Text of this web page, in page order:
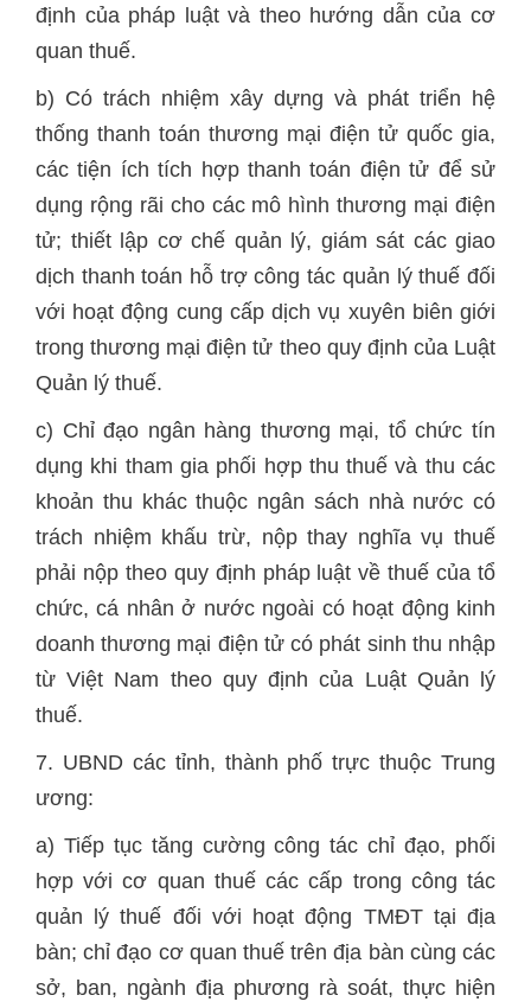
định của pháp luật và theo hướng dẫn của cơ
quan thuế.
b) Có trách nhiệm xây dựng và phát triển hệ
thống thanh toán thương mại điện tử quốc gia,
các tiện ích tích hợp thanh toán điện tử để sử
dụng rộng rãi cho các mô hình thương mại điện
tử; thiết lập cơ chế quản lý, giám sát các giao
dịch thanh toán hỗ trợ công tác quản lý thuế đối
với hoạt động cung cấp dịch vụ xuyên biên giới
trong thương mại điện tử theo quy định của Luật
Quản lý thuế.
c) Chỉ đạo ngân hàng thương mại, tổ chức tín
dụng khi tham gia phối hợp thu thuế và thu các
khoản thu khác thuộc ngân sách nhà nước có
trách nhiệm khấu trừ, nộp thay nghĩa vụ thuế
phải nộp theo quy định pháp luật về thuế của tổ
chức, cá nhân ở nước ngoài có hoạt động kinh
doanh thương mại điện tử có phát sinh thu nhập
từ Việt Nam theo quy định của Luật Quản lý
thuế.
7. UBND các tỉnh, thành phố trực thuộc Trung
ương:
a) Tiếp tục tăng cường công tác chỉ đạo, phối
hợp với cơ quan thuế các cấp trong công tác
quản lý thuế đối với hoạt động TMĐT tại địa
bàn; chỉ đạo cơ quan thuế trên địa bàn cùng các
sở, ban, ngành địa phương rà soát, thực hiện